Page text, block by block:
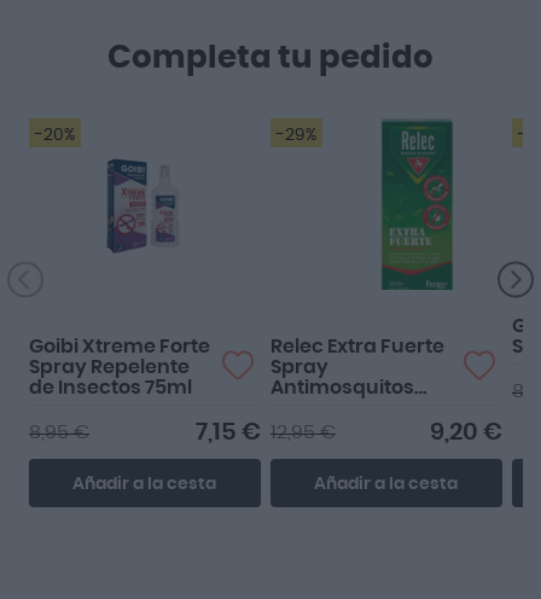
Completa tu pedido
-20%
Funciona perfecto!
Goibi Xtreme Forte
Spray Repelente
de Insectos 75ml
7,15 €
8,95 €
Añadir a la cesta
-29%
Muy bien
Relec Extra Fuerte
Spray
Antimosquitos
9,20 €
12,95 €
Añadir a la cesta
-